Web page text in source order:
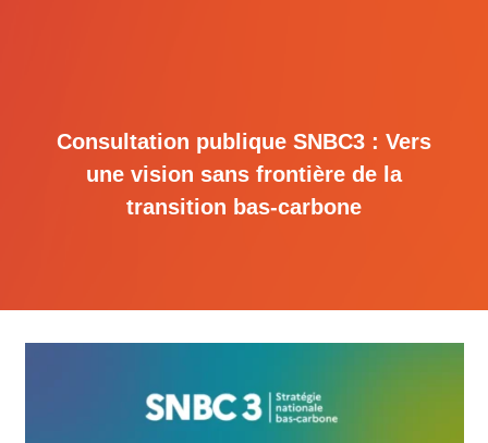
Consultation publique SNBC3 : Vers
une vision sans frontière de la
transition bas-carbone